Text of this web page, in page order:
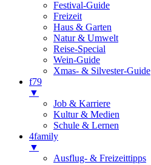
Festival-Guide
Freizeit
Haus & Garten
Natur & Umwelt
Reise-Special
Wein-Guide
Xmas- & Silvester-Guide
f79
▼
Job & Karriere
Kultur & Medien
Schule & Lernen
4family
▼
Ausflug- & Freizeittipps